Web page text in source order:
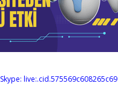
Skype: live:.cid.575569c608265c69